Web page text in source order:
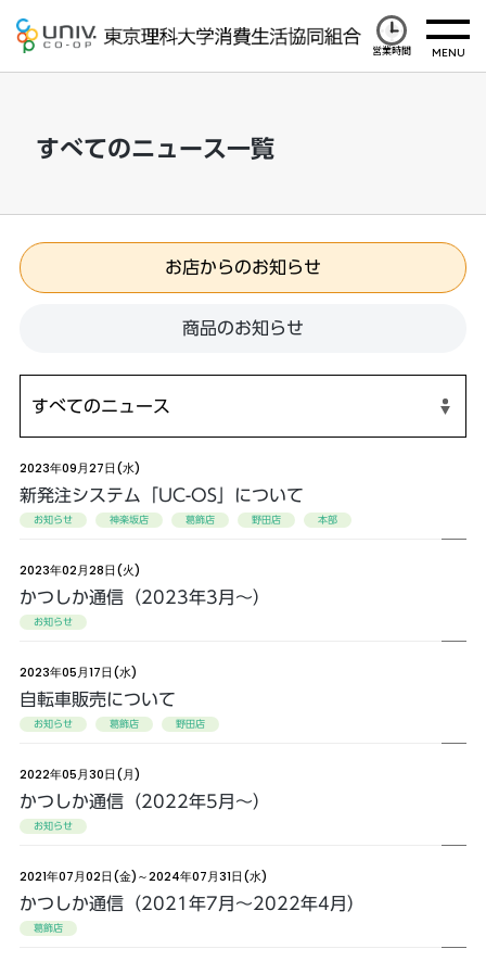
営業時間
すべてのニュース一覧
お店からのお知らせ
商品のお知らせ
2023年09月27日(水)
新発注システム「UC-OS」について
お知らせ 神楽坂店 葛飾店 野田店 本部
2023年02月28日(火)
かつしか通信（2023年3月〜）
お知らせ
2023年05月17日(水)
自転車販売について
お知らせ 葛飾店 野田店
2022年05月30日(月)
かつしか通信（2022年5月〜）
お知らせ
2021年07月02日(金)～2024年07月31日(水)
かつしか通信（2021年7月〜2022年4月）
葛飾店